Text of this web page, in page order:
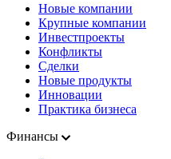
Новые компании
Крупные компании
Инвестпроекты
Конфликты
Сделки
Новые продукты
Инновации
Практика бизнеса
Финансы